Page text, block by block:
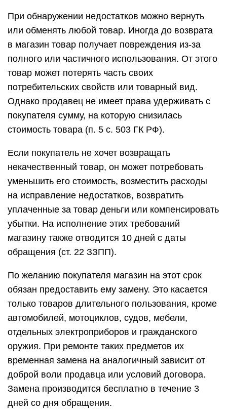
При обнаружении недостатков можно вернуть
или обменять любой товар. Иногда до возврата
в магазин товар получает повреждения из-за
полного или частичного использования. От этого
товар может потерять часть своих
потребительских свойств или товарный вид.
Однако продавец не имеет права удерживать с
покупателя сумму, на которую снизилась
стоимость товара (п. 5 с. 503 ГК РФ).
Если покупатель не хочет возвращать
некачественный товар, он может потребовать
уменьшить его стоимость, возместить расходы
на исправление недостатков, возвратить
уплаченные за товар деньги или компенсировать
убытки. На исполнение этих требований
магазину также отводится 10 дней с даты
обращения (ст. 22 ЗЗПП).
По желанию покупателя магазин на этот срок
обязан предоставить ему замену. Это касается
только товаров длительного пользования, кроме
автомобилей, мотоциклов, судов, мебели,
отдельных электроприборов и гражданского
оружия. При ремонте таких предметов их
временная замена на аналогичный зависит от
доброй воли продавца или условий договора.
Замена производится бесплатно в течение 3
дней со дня обращения.